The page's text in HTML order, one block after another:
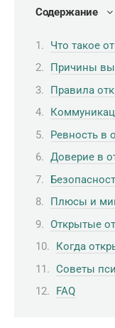
Содержание
Что такое
Причины
Правила
Ревность в
Доверие в
Плюсы и
Открытые
Когда
Советы
FAQ